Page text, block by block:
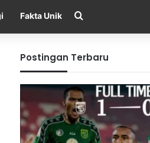
Fakta Unik
Postingan Terbaru